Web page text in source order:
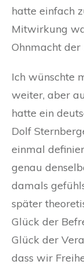
hatte einfach
Mitwirkung
Ohnmacht der
Ich wünschte
weiter, aber
hatte ein
Dolf
einmal
genau
damals
später
Glück der
Glück der
dass wir